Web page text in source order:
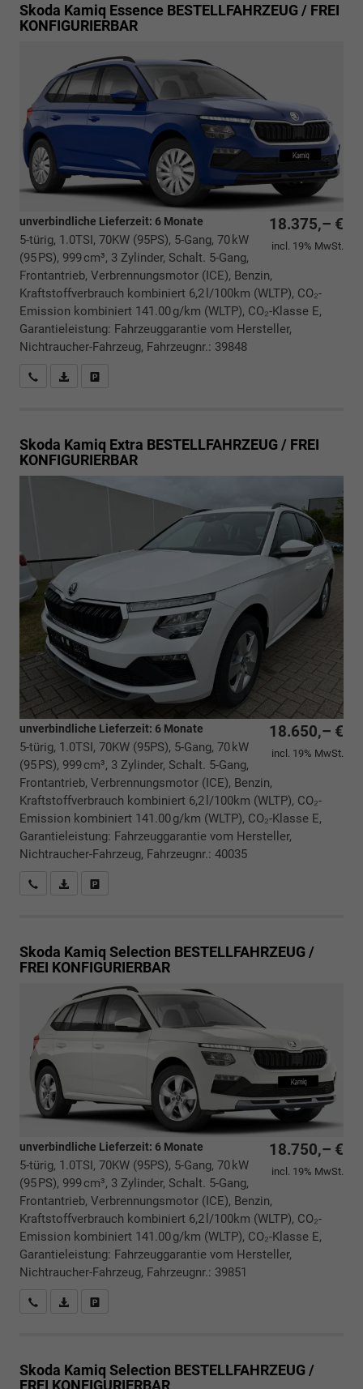
Skoda Kamiq Essence BESTELLFAHRZEUG / FREI
KONFIGURIERBAR
18.375,– €
incl. 19% MwSt.
unverbindliche Lieferzeit: 6 Monate
5-türig, 1.0TSI, 70KW (95PS), 5-Gang, 70 kW
(95 PS), 999 cm³, 3 Zylinder, Schalt. 5-Gang,
Frontantrieb, Verbrennungsmotor (ICE), Benzin,
Kraftstoffverbrauch kombiniert 6,2 l/100km (WLTP), CO₂-
Emission kombiniert 141.00 g/km (WLTP), CO₂-Klasse E,
Garantieleistung: Fahrzeuggarantie vom Hersteller,
Nichtraucher-Fahrzeug, Fahrzeugnr.: 39848
Rückrufbitte absenden
PDF-Datei, Fahrzeugexposé drucken
Skoda Kamiq Extra BESTELLFAHRZEUG / FREI
KONFIGURIERBAR
18.650,– €
incl. 19% MwSt.
unverbindliche Lieferzeit: 6 Monate
5-türig, 1.0TSI, 70KW (95PS), 5-Gang, 70 kW
(95 PS), 999 cm³, 3 Zylinder, Schalt. 5-Gang,
Frontantrieb, Verbrennungsmotor (ICE), Benzin,
Kraftstoffverbrauch kombiniert 6,2 l/100km (WLTP), CO₂-
Emission kombiniert 141.00 g/km (WLTP), CO₂-Klasse E,
Garantieleistung: Fahrzeuggarantie vom Hersteller,
Nichtraucher-Fahrzeug, Fahrzeugnr.: 40035
Rückrufbitte absenden
PDF-Datei, Fahrzeugexposé drucken
Skoda Kamiq Selection BESTELLFAHRZEUG /
FREI KONFIGURIERBAR
18.750,– €
incl. 19% MwSt.
unverbindliche Lieferzeit: 6 Monate
5-türig, 1.0TSI, 70KW (95PS), 5-Gang, 70 kW
(95 PS), 999 cm³, 3 Zylinder, Schalt. 5-Gang,
Frontantrieb, Verbrennungsmotor (ICE), Benzin,
Kraftstoffverbrauch kombiniert 6,2 l/100km (WLTP), CO₂-
Emission kombiniert 141.00 g/km (WLTP), CO₂-Klasse E,
Garantieleistung: Fahrzeuggarantie vom Hersteller,
Nichtraucher-Fahrzeug, Fahrzeugnr.: 39851
Rückrufbitte absenden
PDF-Datei, Fahrzeugexposé drucken
Skoda Kamiq Selection BESTELLFAHRZEUG /
FREI KONFIGURIERBAR